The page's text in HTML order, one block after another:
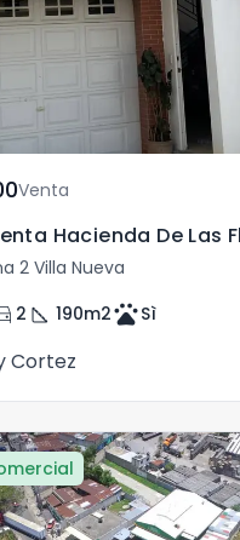
Venta
2 Villa Nueva
2 square_foot 190m2petsSì
Cortez